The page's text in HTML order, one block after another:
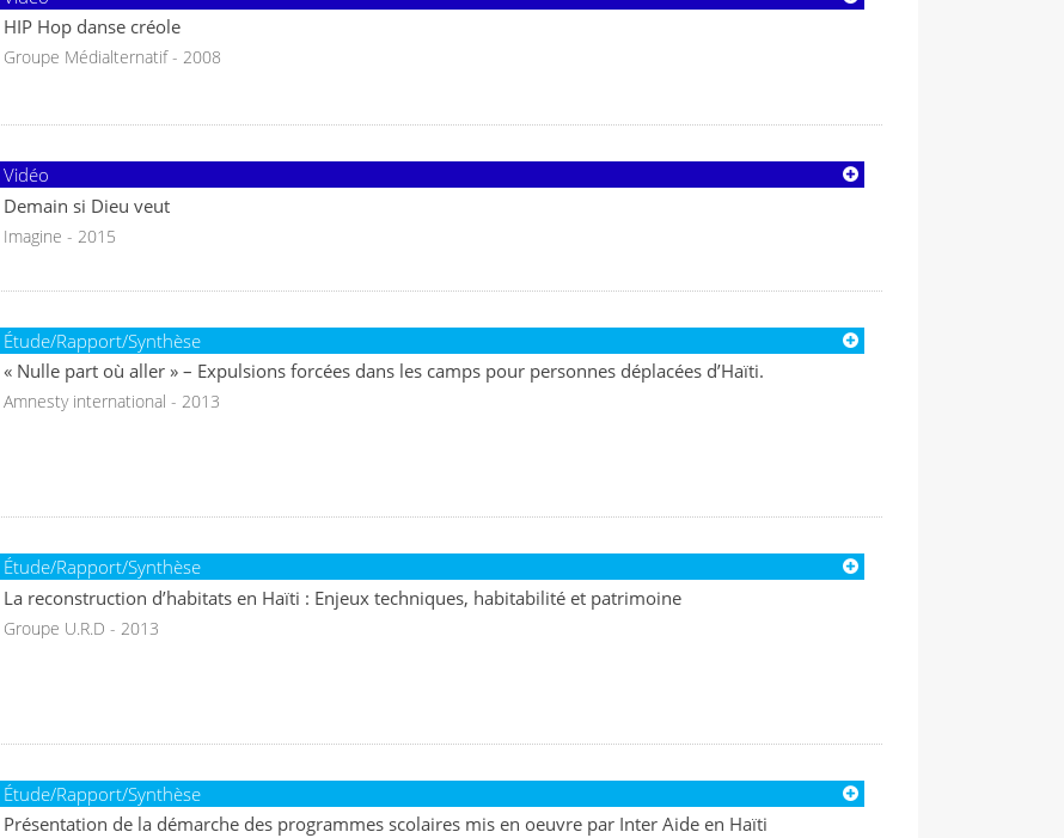
HIP Hop danse créole
Groupe Médialternatif - 2008
Vidéo
Demain si Dieu veut
Imagine - 2015
Étude/Rapport/Synthèse
« Nulle part où aller » – Expulsions forcées dans les camps pour personnes déplacées d’Haïti.
Amnesty international - 2013
Étude/Rapport/Synthèse
La reconstruction d’habitats en Haïti : Enjeux techniques, habitabilité et patrimoine
Groupe U.R.D - 2013
Étude/Rapport/Synthèse
Présentation de la démarche des programmes scolaires mis en oeuvre par Inter Aide en Haïti